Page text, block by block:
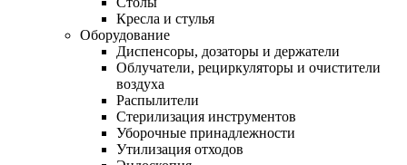
Кресла и стулья
Оборудование
Диспенсоры, дозаторы и держатели
Облучатели, рециркуляторы и очистители
воздуха
Распылители
Стерилизация инструментов
Уборочные принадлежности
Утилизация отходов